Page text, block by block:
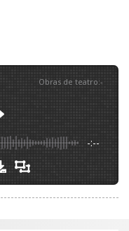
Obras de teatro:-
-:--